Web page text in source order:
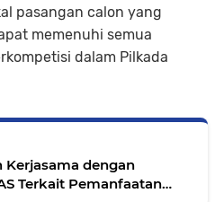
pasangan calon yang
memenuhi semua
dalam Pilkada
Kerjasama dengan
Terkait Pemanfaatan